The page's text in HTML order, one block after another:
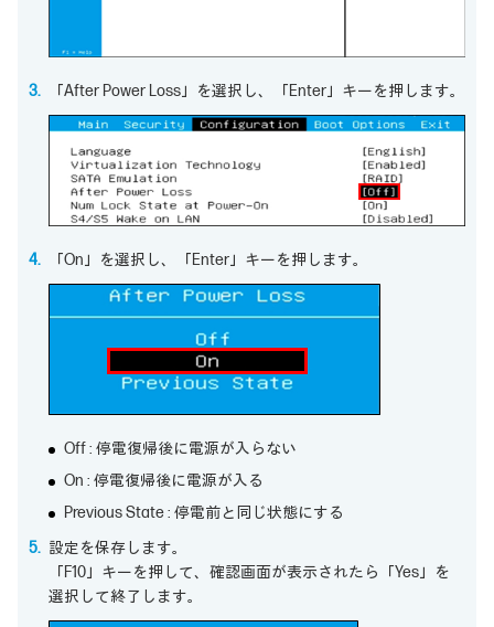
「After Power Loss」を選択し、「Enter」キーを押します。
「On」を選択し、「Enter」キーを押します。
Off : 停電復帰後に電源が入らない
On : 停電復帰後に電源が入る
Previous State : 停電前と同じ状態にする
設定を保存します。
「F10」キーを押して、確認画面が表示されたら「Yes」を
選択して終了します。